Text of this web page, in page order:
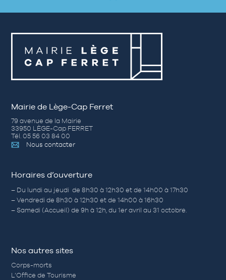
Mairie de Lège-Cap Ferret
79 avenue de la Mairie
33950 LÈGE-Cap FERRET
Tél. 05 56 03 84 00
Nous contacter
Horaires d’ouverture
– Du lundi au jeudi de 8h30 à 12h30 et de 14h00 à 17h30
– Vendredi de 8h30 à 12h30 et de 14h00 à 16h30
– Samedi (Accueil) de 9h à 12h, du 1er avril au 31 octobre.
Nos autres sites
Corps-morts
L’Office de Tourisme